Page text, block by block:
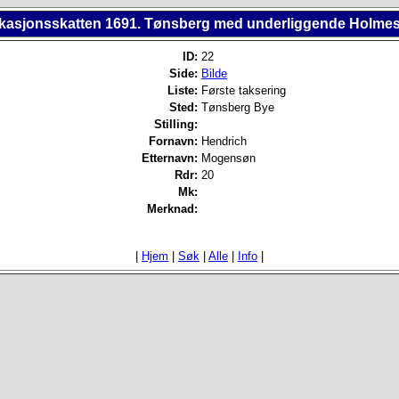
1691. Tønsberg med underliggende
ID: 22
Side: Bilde
Liste: Første taksering
Sted: Tønsberg Bye
Stilling:
Fornavn: Hendrich
Etternavn: Mogensøn
Rdr: 20
Mk:
Merknad:
Hjem Søk Alle Info